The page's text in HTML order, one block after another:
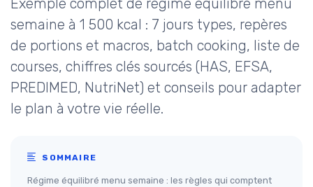
Exemple complet de régime équilibré menu
semaine à 1 500 kcal : 7 jours types, repères
de portions et macros, batch cooking, liste de
courses, chiffres clés sourcés (HAS, EFSA,
PREDIMED, NutriNet) et conseils pour adapter
le plan à votre vie réelle.
SOMMAIRE
Régime équilibré menu semaine : les règles qui comptent